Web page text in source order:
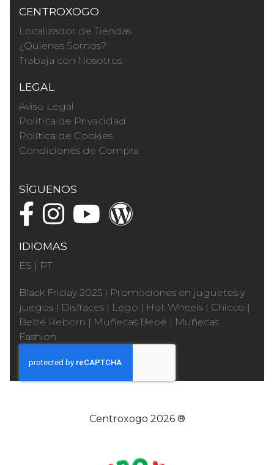
CENTROXOGO
Localizador de Tiendas
¿Quienes Somos?
Trabaja con Nosotros
LEGAL
Aviso Legal
Política de Privacidad
Política de Cookies
Condiciones de Compra
SÍGUENOS
IDIOMAS
ES | PT
Black Friday 2025 | Promociones en juguetes y
juegos | Disfraces | Lego | Hot Wheels | Chicco |
Bebé Reborn | Muñecas Bebé | Muñecas
Fashion
Centroxogo 2026 ®